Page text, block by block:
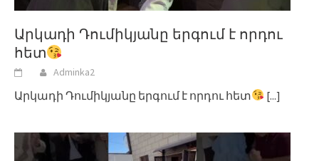
Արկադի Դումիկյանը երգում է որդու
հետ
Adminka2
Արկադի Դումիկյանը երգում է որդու հետ [...]